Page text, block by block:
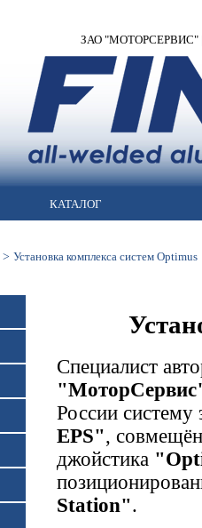
ЗАО "МОТОРСЕРВИС" |
КАТАЛОГ
> Установка комплекса систем Optimus
Специалист
России систему
EPS",
джойстика
Station".